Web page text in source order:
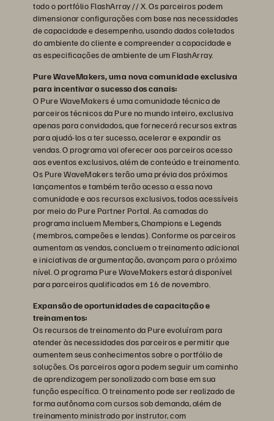
todo o portfólio FlashArray // X. Os parceiros podem
dimensionar configurações com base nas necessidades
de capacidade e desempenho, usando dados coletados
do ambiente do cliente e compreender a capacidade e
as especificações de ambiente de um FlashArray.
Pure WaveMakers, uma nova comunidade exclusiva
para incentivar o sucesso dos canais:
O Pure WaveMakers é uma comunidade técnica de
parceiros técnicos da Pure no mundo inteiro, exclusiva
apenas para convidados, que fornecerá recursos extras
para ajudá-los a ter sucesso, acelerar e expandir as
vendas. O programa vai oferecer aos parceiros acesso
aos eventos exclusivos, além de conteúdo e treinamento.
Os Pure WaveMakers terão uma prévia dos próximos
lançamentos e também terão acesso a essa nova
comunidade e aos recursos exclusivos, todos acessíveis
por meio do Pure Partner Portal. As camadas do
programa incluem Members, Champions e Legends
(membros, campeões e lendas). Conforme os parceiros
aumentam as vendas, concluem o treinamento adicional
e iniciativas de argumentação, avançam para o próximo
nível. O programa Pure WaveMakers estará disponível
para parceiros qualificados em 16 de novembro.
Expansão de oportunidades de capacitação e
treinamentos:
Os recursos de treinamento da Pure evoluíram para
atender às necessidades dos parceiros e permitir que
aumentem seus conhecimentos sobre o portfólio de
soluções. Os parceiros agora podem seguir um caminho
de aprendizagem personalizado com base em sua
função específica. O treinamento pode ser realizado de
forma autônoma com cursos sob demanda, além de
treinamento ministrado por instrutor, com